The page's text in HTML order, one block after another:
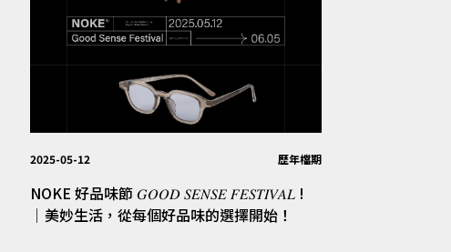
2025-05-12 歷年檔期
NOKE 好品味節 𝐺𝑂𝑂𝐷 𝑆𝐸𝑁𝑆𝐸 𝐹𝐸𝑆𝑇𝐼𝑉𝐴𝐿 !
│美妙生活，從每個好品味的選擇開始！